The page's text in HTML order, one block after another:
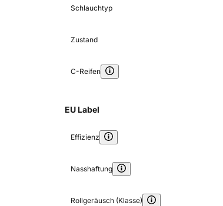
Schlauchtyp
Zustand
C-Reifen
EU Label
Effizienz
Nasshaftung
Rollgeräusch (Klasse)